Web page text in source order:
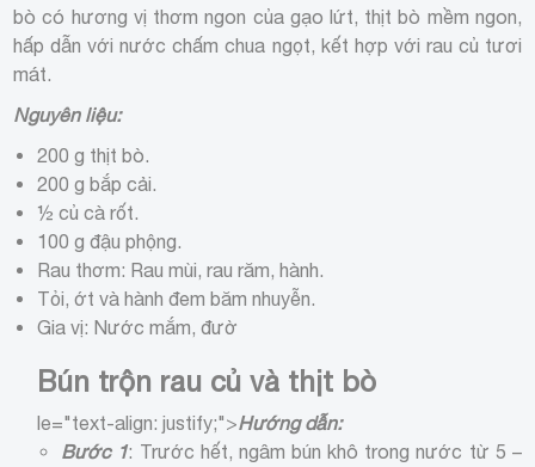
bò có hương vị thơm ngon của gạo lứt, thịt bò mềm ngon,
hấp dẫn với nước chấm chua ngọt, kết hợp với rau củ tươi
mát.
Nguyên liệu:
200 g thịt bò.
200 g bắp cải.
½ củ cà rốt.
100 g đậu phộng.
Rau thơm: Rau mùi, rau răm, hành.
Tỏi, ớt và hành đem băm nhuyễn.
Gia vị: Nước mắm, đườ
Bún trộn rau củ và thịt bò
le="text-align: justify;">Hướng dẫn:
Bước 1: Trước hết, ngâm bún khô trong nước từ 5 –